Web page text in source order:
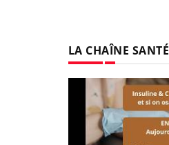
LA CHAÎNE SANTÉ